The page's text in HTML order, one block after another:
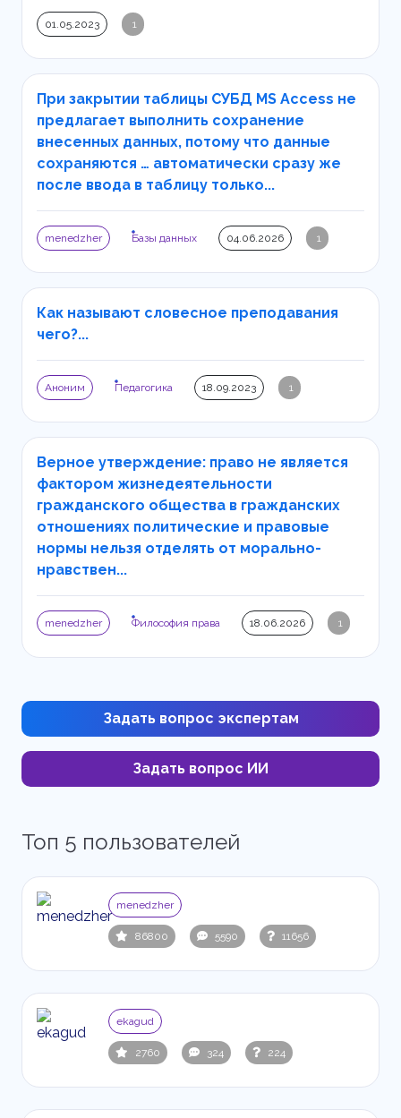
Задать вопрос экспертам
Задать вопрос ИИ
Топ 5 пользователей
menedzher
86800 5590 11656
ekagud
2760 324 224
01.05.2023 1
При закрытии таблицы СУБД MS Access не
предлагает выполнить сохранение
внесенных данных, потому что данные
сохраняются … автоматически сразу же
после ввода в таблицу только...
menedzher Базы данных 04.06.2026 1
Как называют словесное преподавания
чего?...
Аноним Педагогика 18.09.2023 1
Верное утверждение: право не является
фактором жизнедеятельности
гражданского общества в гражданских
отношениях политические и правовые
нормы нельзя отделять от морально-
нравствен...
menedzher Философия права 18.06.2026 1